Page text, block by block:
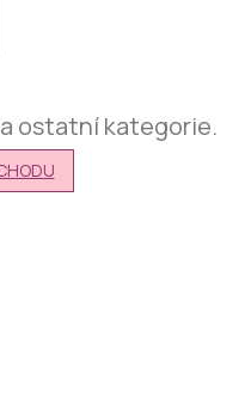
ostatní kategorie.